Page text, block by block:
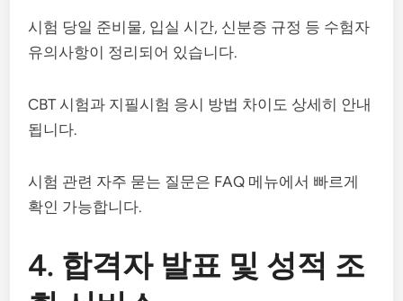
시험 당일 준비물, 입실 시간, 신분증 규정 등 수험자
유의사항이 정리되어 있습니다.
CBT 시험과 지필시험 응시 방법 차이도 상세히 안내
됩니다.
시험 관련 자주 묻는 질문은 FAQ 메뉴에서 빠르게
확인 가능합니다.
4. 합격자 발표 및 성적 조